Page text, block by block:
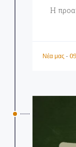
Η
Νέα μας -